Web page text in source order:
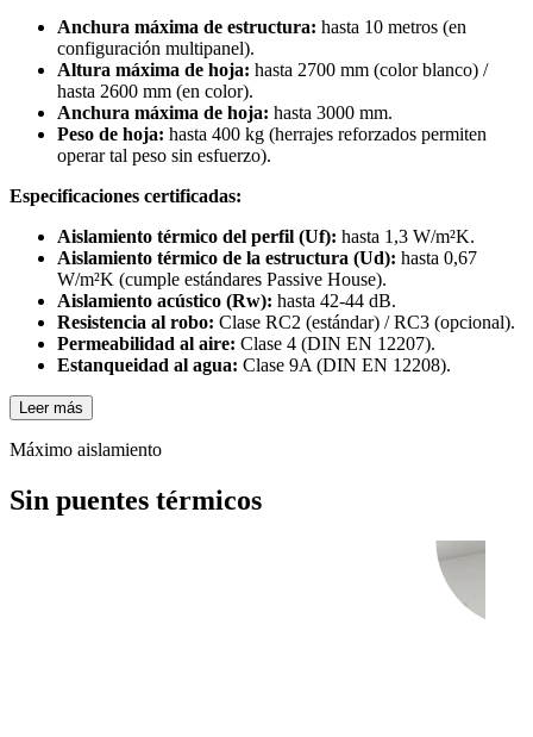
Anchura máxima de estructura: hasta 10 metros (en
configuración multipanel).
Altura máxima de hoja: hasta 2700 mm (color blanco) /
hasta 2600 mm (en color).
Anchura máxima de hoja: hasta 3000 mm.
Peso de hoja: hasta 400 kg (herrajes reforzados permiten
operar tal peso sin esfuerzo).
Especificaciones certificadas:
Aislamiento térmico del perfil (Uf): hasta 1,3 W/m²K.
Aislamiento térmico de la estructura (Ud): hasta 0,67
W/m²K (cumple estándares Passive House).
Aislamiento acústico (Rw): hasta 42-44 dB.
Resistencia al robo: Clase RC2 (estándar) / RC3 (opcional).
Permeabilidad al aire: Clase 4 (DIN EN 12207).
Estanqueidad al agua: Clase 9A (DIN EN 12208).
Leer más
Máximo aislamiento
Sin puentes térmicos